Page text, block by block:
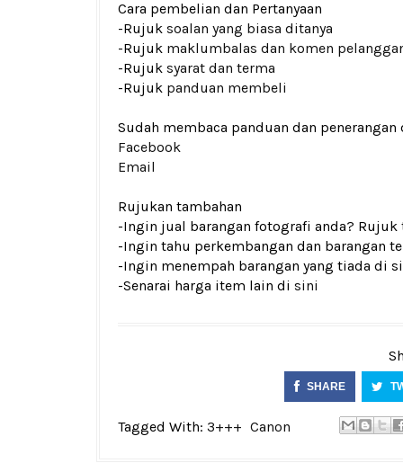
Cara pembelian dan Pertanyaan
-Rujuk soalan yang biasa ditanya
-Rujuk maklumbalas dan komen
-Rujuk syarat dan terma
-Rujuk panduan membeli
Sudah membaca panduan dan
Facebook
Email
Rujukan tambahan
-Ingin jual barangan fotografi anda? Rujuk
-Ingin tahu perkembangan dan barangan
-Ingin menempah barangan yang tiada di
-Senarai harga item lain di sini
SHARE
Tagged With: 3+++ Canon